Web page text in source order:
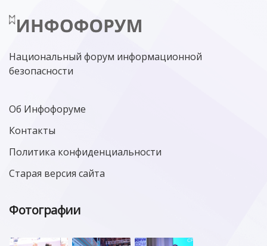
Национальный форум информационной
безопасности
Об Инфофоруме
Контакты
Политика конфиденциальности
Старая версия сайта
Фотографии